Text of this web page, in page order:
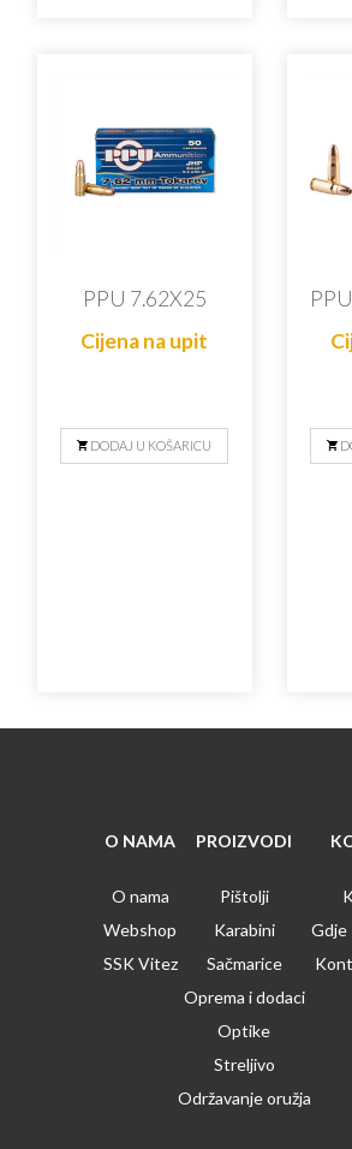
PPU 7.62X25
Cijena na upit
DODAJ U KOŠARICU
O NAMA
O nama
Webshop
SSK Vitez
PROIZVODI
Pištolji
Karabini
Sačmarice
Oprema i dodaci
Optike
Streljivo
Održavanje oružja
Gdje